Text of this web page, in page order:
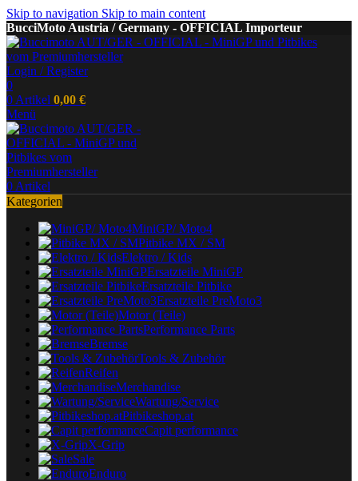
Skip to navigation Skip to main content
BucciMoto Austria / Germany - OFFICIAL Importeur
Login / Register
0
0 Artikel 0,00 €
Menü
0 Artikel
Kategorien
MiniGP/ Moto4
Pitbike MX / SM
Elektro / Kids
Ersatzteile MiniGP
Ersatzteile Pitbike
Ersatzteile PreMoto3
Motor (Teile)
Performance Parts
Bremse
Tools & Zubehör
Reifen
Merchandise
Wartung/Service
Pitbikeshop.at
Capit performance
X-Grip
Sale
Enduro